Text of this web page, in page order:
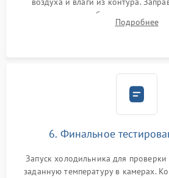
дозированным объемом
электронным весам. КонтрольПодробнее
6. Финальное
Запуск холодильника для
заданную температуру в камерах.